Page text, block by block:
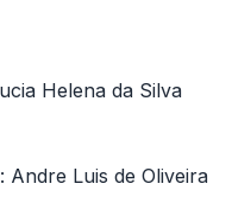
Helena da Silva
Andre Luis de Oliveira